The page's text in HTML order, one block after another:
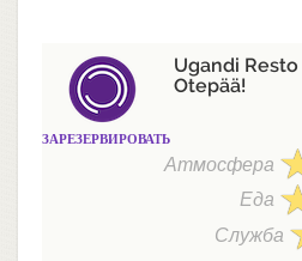
ЗАРЕЗЕРВИРОВАТЬ
Ugandi
Otepää!
Атмосфера
Еда
Служба